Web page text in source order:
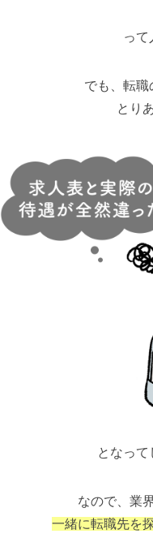
って
でも、転職
とり
となっ
なので、業
一緒に転職先を